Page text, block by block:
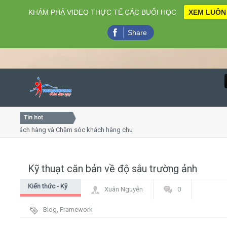
Close
Home
Giới thiệu
Tin hot
hàng và Chăm sóc khách hàng chuyên nghiệp
Kỹ thuạt căn bản về độ sâu trường ảnh
Kiến thức - Kỹ
Xuân Nguyễn 0
Blog, Framework
KHÁM PHÁ VIDEO THỰC TẾ CÁC BUỔI HỌC XEM LUÔN
Share